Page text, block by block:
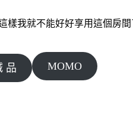
我就不能好好享用這個房
品 MOMO